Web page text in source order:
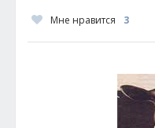
Мне нравится 3